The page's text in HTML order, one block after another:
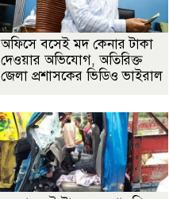
অফিসে বসেই মদ কেনার টাকা
দেওয়ার অভিযোগ, অতিরিক্ত
জেলা প্রশাসকের ভিডিও ভাইরাল